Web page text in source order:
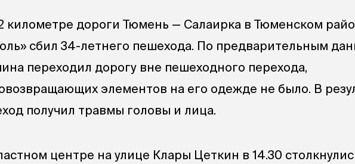
километре дороги Тюмень — Салаирка в Тюменском
сбил 34-летнего пешехода. По предварительным
переходил дорогу вне пешеходного перехода,
элементов на его одежде не было. В
получил травмы головы и лица.
центре на улице Клары Цеткин в 14.30